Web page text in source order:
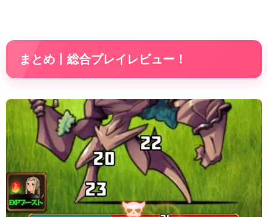
まとめ丨総合プレイレビュー！